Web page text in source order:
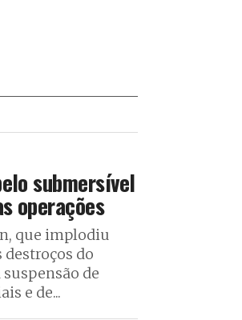
submersível
operações
que implodiu
do
suspensão de
e de...